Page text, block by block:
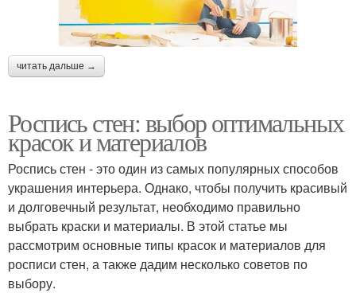
читать дальше →
Роспись стен: выбор оптимальных
красок и материалов
Роспись стен - это один из самых популярных способов
украшения интерьера. Однако, чтобы получить красивый
и долговечный результат, необходимо правильно
выбрать краски и материалы. В этой статье мы
рассмотрим основные типы красок и материалов для
росписи стен, а также дадим несколько советов по
выбору.